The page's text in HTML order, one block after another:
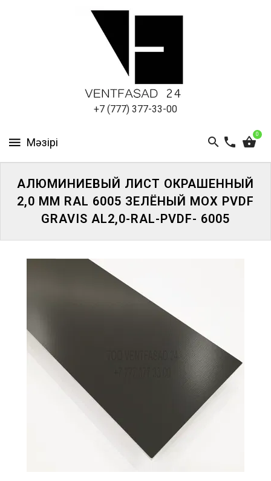
+7 (777) 377-33-00
0
ПАНЕЛИ
АЛЮМИНИЕВЫЙ ЛИСТ ОКРАШЕННЫЙ
2,0 ММ RAL 6005 ЗЕЛЁНЫЙ МОХ PVDF
GRAVIS AL2,0-RAL-PVDF- 6005